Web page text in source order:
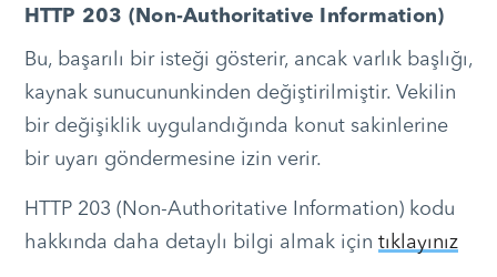
HTTP 203 (Non-Authoritative Information)
Bu, başarılı bir isteği gösterir, ancak varlık başlığı,
kaynak sunucununkinden değiştirilmiştir. Vekilin
bir değişiklik uygulandığında konut sakinlerine
bir uyarı göndermesine izin verir.
HTTP 203 (Non-Authoritative Information) kodu
hakkında daha detaylı bilgi almak için tıklayınız